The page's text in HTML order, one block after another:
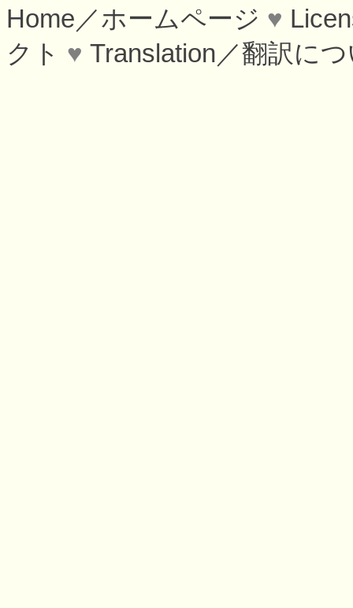
Home／ホームページ ♥
クト ♥ Translation／翻訳に